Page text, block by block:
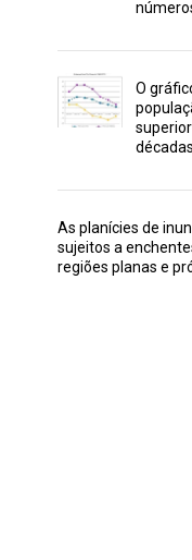
O
As planícies de
sujeitos a
regiões planas e